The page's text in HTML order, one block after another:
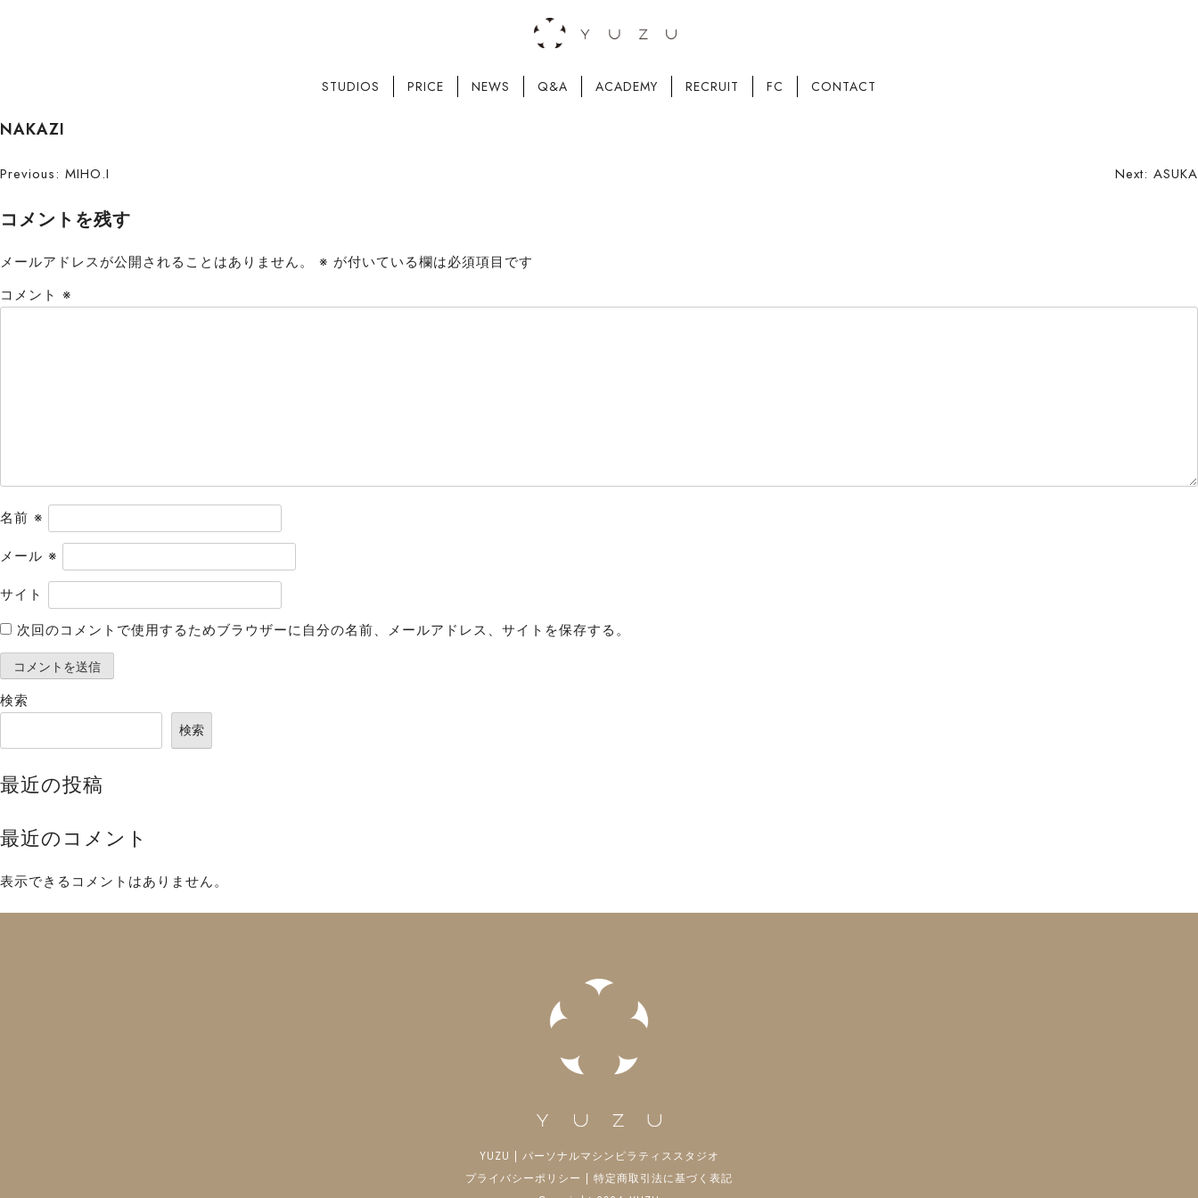
S
i
c
n
STUDIOS PRICE NEWS Q&A ACADEMY RECRUIT FC CONTACT
NAKAZI
投
稿
ビ
ゲ
Previous: MIHO.I Next: ASUKA
コメントを残す
メールアドレスが公開されることはありません。 ※ が付いている欄は必須項目です
コメント ※
名前 ※
メール ※
サイト
次回のコメントで使用するためブラウザーに自分の名前、メールアドレス、サイトを保存する。
検索
検索
最近の投稿
最近のコメント
表示できるコメントはありません。
YUZU | パーソナルマシンピラティススタジオ
プライバシーポリシー | 特定商取引法に基づく表記